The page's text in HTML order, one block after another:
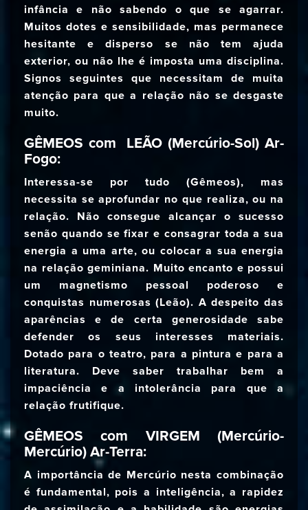
infância e não sabendo o que se agarrar.
Muitos dotes e sensibilidade, mas permanece
hesitante e disperso se não tem ajuda
exterior, ou não lhe é imposta uma disciplina.
Signos seguintes que necessitam de muita
atenção para que a relação não se desgaste
muito.
GÊMEOS com LEÃO (Mercúrio-Sol) Ar-
Fogo:
Interessa-se por tudo (Gêmeos), mas
necessita se aprofundar no que realiza, ou na
relação. Não consegue alcançar o sucesso
senão quando se fixar e consagrar toda a sua
energia a uma arte, ou colocar a sua energia
na relação geminiana. Muito encanto e possui
um magnetismo pessoal poderoso e
conquistas numerosas (Leão). A despeito das
aparências e de certa generosidade sabe
defender os seus interesses materiais.
Dotado para o teatro, para a pintura e para a
literatura. Deve saber trabalhar bem a
impaciência e a intolerância para que a
relação frutifique.
GÊMEOS com VIRGEM (Mercúrio-
Mercúrio) Ar-Terra:
A importância de Mercúrio nesta combinação
é fundamental, pois a inteligência, a rapidez